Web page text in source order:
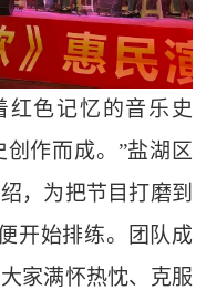
红色记忆的音乐史
作而成。”盐湖区
，为把节目打磨到
开始排练。团队成
家满怀热忱、克服